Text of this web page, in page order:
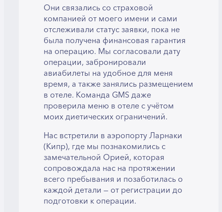
Они связались со страховой
компанией от моего имени и сами
отслеживали статус заявки, пока не
была получена финансовая гарантия
на операцию. Мы согласовали дату
операции, забронировали
авиабилеты на удобное для меня
время, а также занялись размещением
в отеле. Команда GMS даже
проверила меню в отеле с учётом
моих диетических ограничений.
Нас встретили в аэропорту Ларнаки
(Кипр), где мы познакомились с
замечательной Орией, которая
сопровождала нас на протяжении
всего пребывания и позаботилась о
каждой детали — от регистрации до
подготовки к операции.